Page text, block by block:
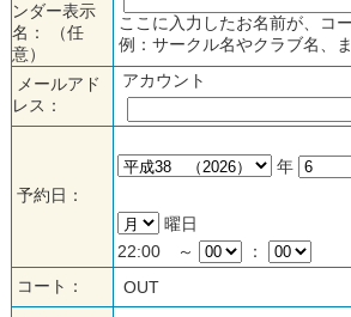
ンダー表示
名： （任
意）
ここに入力したお名前が、コ
例：サークル名やクラブ名、
メールアド
レス：
アカウント
予約日：
年
曜日
22:00 ～
：
コート：
OUT